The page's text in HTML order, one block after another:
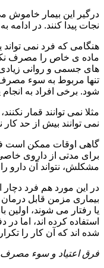
درگیر این بیمار خاموش
نجات پیدا کنند. در
هنگامی که فرد نمی تواند
ماده ی خاص را مصرف
های جسمی و روانی زیادی
تنها مربوط به سوء مصرف
شود. برخی افراد به انجام
مثلا نمی توانند قمار
نمی توانند بیش از حد کار
گاهی اوقات ممکن است
برای مدتی از داروی
مشکلش، نتواند آن دارو را
در این مورد هم فرد دچار
بیماری مزمن قابل
یا رفتار می شوند، اولین
استفاده کرده اند، اما
شده اند که آن کار را
فرق اعتیاد و سوء